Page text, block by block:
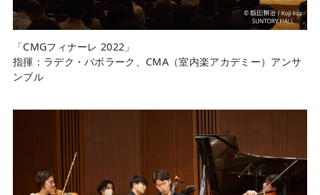
「CMGフィナーレ 2022」
指揮：ラデク・バボラーク、CMA（室内楽アカデミー）アンサ
ンブル